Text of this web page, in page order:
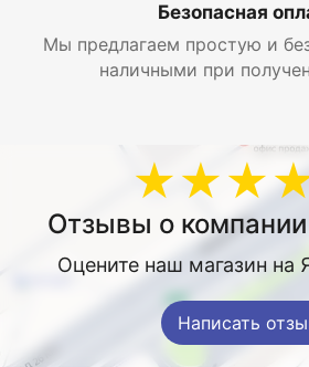
Безопасная
Мы предлагаем простую и
наличными при
Отзывы о
Оцените наш магазин на
Написать